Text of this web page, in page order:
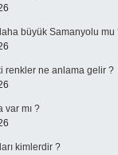
büyük Samanyolu mu
renkler ne anlama gelir ?
var mı ?
kimlerdir ?